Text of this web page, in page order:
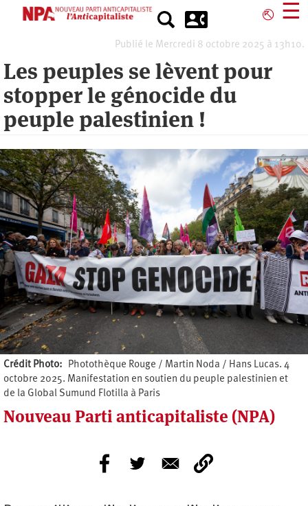
⎋ ☰
Publié le Mercredi 8 octobre 2025 à 13h10.
Les peuples se lèvent pour
stopper le génocide du
peuple palestinien !
Crédit Photo
Photothèque Rouge / Martin Noda / Hans Lucas. 4
octobre 2025. Manifestation en soutien du peuple palestinien et
de la Global Sumund Flotilla à Paris
Nouveau Parti anticapitaliste (NPA)